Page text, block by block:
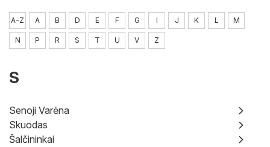
A-Z A B D E F G I J K L M
N P R S T U V Z
S
Senoji Varėna
Skuodas
Šalčininkai